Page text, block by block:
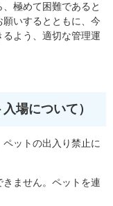
極めて困難であると
いするとともに、今
よう、適切な管理運
場について）
ットの出入り禁止に
ません。ペットを連